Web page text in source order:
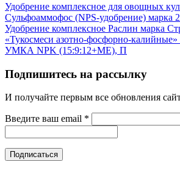
Удобрение комплексное для овощных
Сульфоаммофос (NPS-удобрение) марка
Удобрение комплексное Раслин марка
«Тукосмеси азотно-фосфорно-калийные»
УМКА NPK (15:9:12+МЕ), П
Подпишитесь на рассылку
И получайте первым все обновления
Введите ваш email *